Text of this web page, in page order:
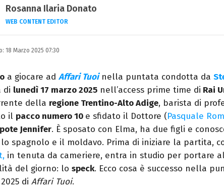
Rosanna Ilaria Donato
WEB CONTENT EDITOR
Laureata in Linguaggi dei Media, mi dedico al mondo
dell’intrattenimento da 10 anni. Ho lavorato come
18 Marzo 2025 07:30
a giocare ad Affari Tuoinella puntata condotta da
di lunedì 17 marzo 2025 nell’access prime time di Rai
della regione Trentino-Alto Adige, barista di
il pacco numero 10 e sfidato il Dottore (Pasquale
Jennifer. È sposato con Elma, ha due figli e
spagnolo e il moldavo. Prima di iniziare la partita,
in tenuta da cameriere, entra in studio per portare
del giorno: lo speck. Ecco cosa è successo nella
di Affari Tuoi.